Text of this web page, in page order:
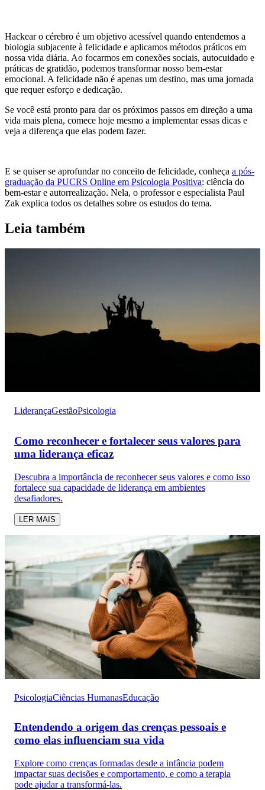
Hackear o cérebro é um objetivo acessível quando entendemos a
biologia subjacente à felicidade e aplicamos métodos práticos em
nossa vida diária. Ao focarmos em conexões sociais, autocuidado e
práticas de gratidão, podemos transformar nosso bem-estar
emocional. A felicidade não é apenas um destino, mas uma jornada
que requer esforço e dedicação.
Se você está pronto para dar os próximos passos em direção a uma
vida mais plena, comece hoje mesmo a implementar essas dicas e
veja a diferença que elas podem fazer.
E se quiser se aprofundar no conceito de felicidade, conheça a pós-
graduação da PUCRS Online em Psicologia Positiva: ciência do
bem-estar e autorrealização. Nela, o professor e especialista Paul
Zak explica todos os detalhes sobre os estudos do tema.
Leia também
LiderançaGestãoPsicologia
Como reconhecer e fortalecer seus valores para
uma liderança eficaz
Descubra a importância de reconhecer seus valores e como isso
fortalece sua capacidade de liderança em ambientes
desafiadores.
LER MAIS
PsicologiaCiências HumanasEducação
Entendendo a origem das crenças pessoais e
como elas influenciam sua vida
Explore como crenças formadas desde a infância podem
impactar suas decisões e comportamento, e como a terapia
pode ajudar a transformá-las.